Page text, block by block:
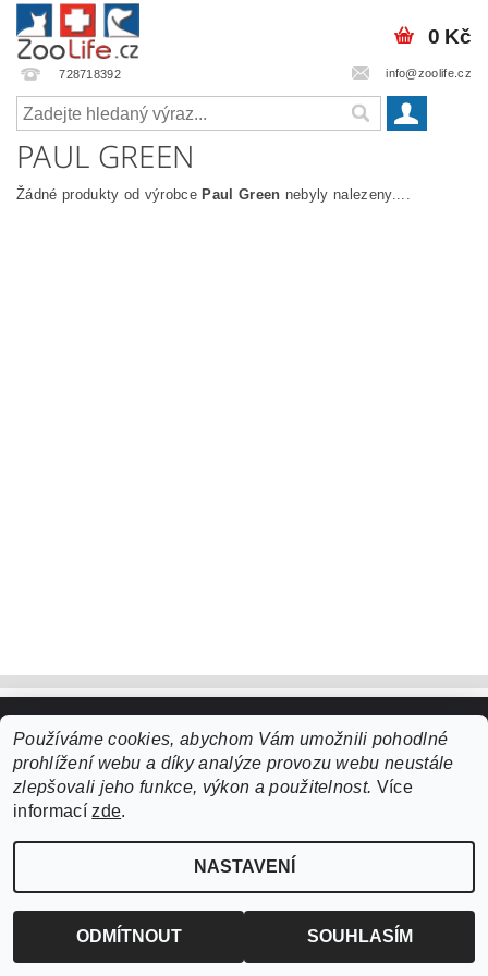
728718392 info@zoolife.cz
0 Kč
PAUL GREEN
Žádné produkty od výrobce Paul Green nebyly nalezeny....
2026 ©ZooLife.cz, všechna práva vyhrazenaUpravit nastavení cookies
Vytvořil Shoptet
Používáme cookies, abychom Vám umožnili pohodlné
prohlížení webu a díky analýze provozu webu neustále
zlepšovali jeho funkce, výkon a použitelnost. Více
informacízde.
NASTAVENÍ
ODMÍTNOUT SOUHLASÍM